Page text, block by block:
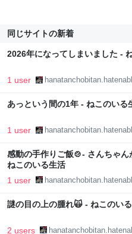
同じサイトの新着
2026年になってしまいました -
1 user
あっという間の1年 - ねこのいる
1 user
感動の手作りご飯🍲- さんちゃ
ねこのいる生活
1 user
謎の目の上の腫れ🙀 - ねこのい
2 users